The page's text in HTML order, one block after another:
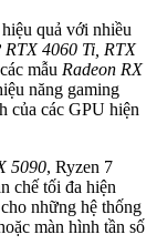
quả với nhiều
RTX 4060 Ti, RTX
mẫu Radeon RX
năng gaming
của các GPU hiện
5090, Ryzen 7
chế tối đa hiện
những hệ thống
màn hình tần số